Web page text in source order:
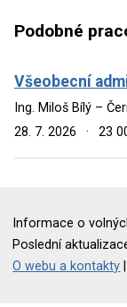
Podobné
Všeobecní
Ing. Miloš Bílý –
28. 7. 2026
· 23
Informace o
Poslední
O webu a kontakty